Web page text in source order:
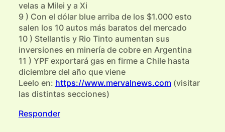
velas a Milei y a Xi
9 ) Con el dólar blue arriba de los $1.000 esto
salen los 10 autos más baratos del mercado
10 ) Stellantis y Rio Tinto aumentan sus
inversiones en minería de cobre en Argentina
11 ) YPF exportará gas en firme a Chile hasta
diciembre del año que viene
Leelo en: https://www.mervalnews.com (visitar
las distintas secciones)
Responder